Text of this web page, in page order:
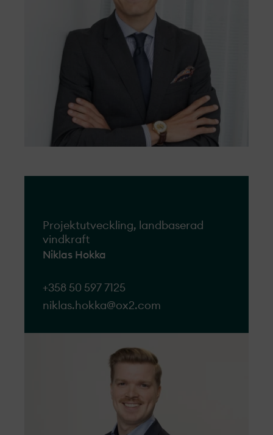
Projekt­utveckling, landbaserad
vindkraft
Niklas Hokka
+358 50 597 7125
niklas.hokka@ox2.com